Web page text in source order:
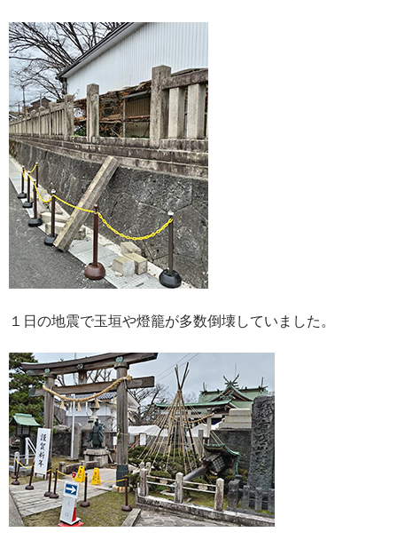
１日の地震で玉垣や燈籠が多数倒壊していました。